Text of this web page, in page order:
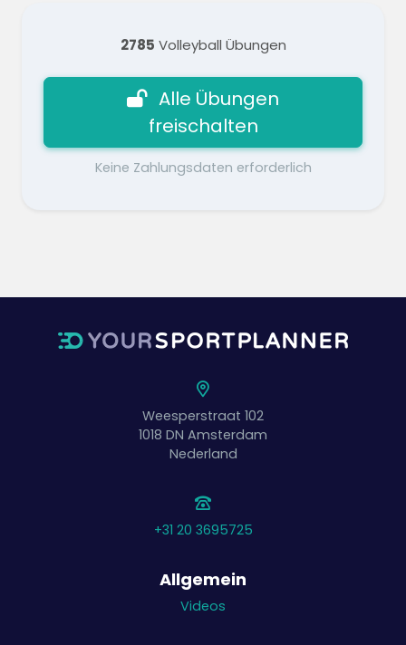
2785 Volleyball Übungen
Alle Übungen
freischalten
Keine Zahlungsdaten erforderlich
Weesperstraat 102
1018 DN Amsterdam
Nederland
+31 20 3695725
Allgemein
Videos